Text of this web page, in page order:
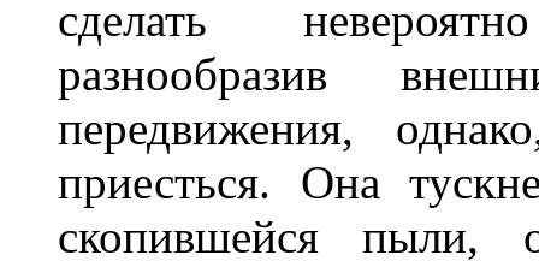
сделать
разнообразив
передвижения,
приесться. Она
скопившейся пыли,